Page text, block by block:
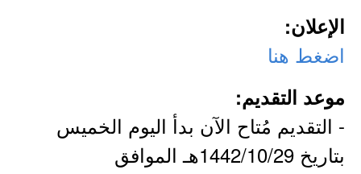
الإعلان:
اضغط هنا
موعد التقديم:
- التقديم مُتاح الآن بدأ اليوم الخميس
بتاريخ 1442/10/29هـ الموافق